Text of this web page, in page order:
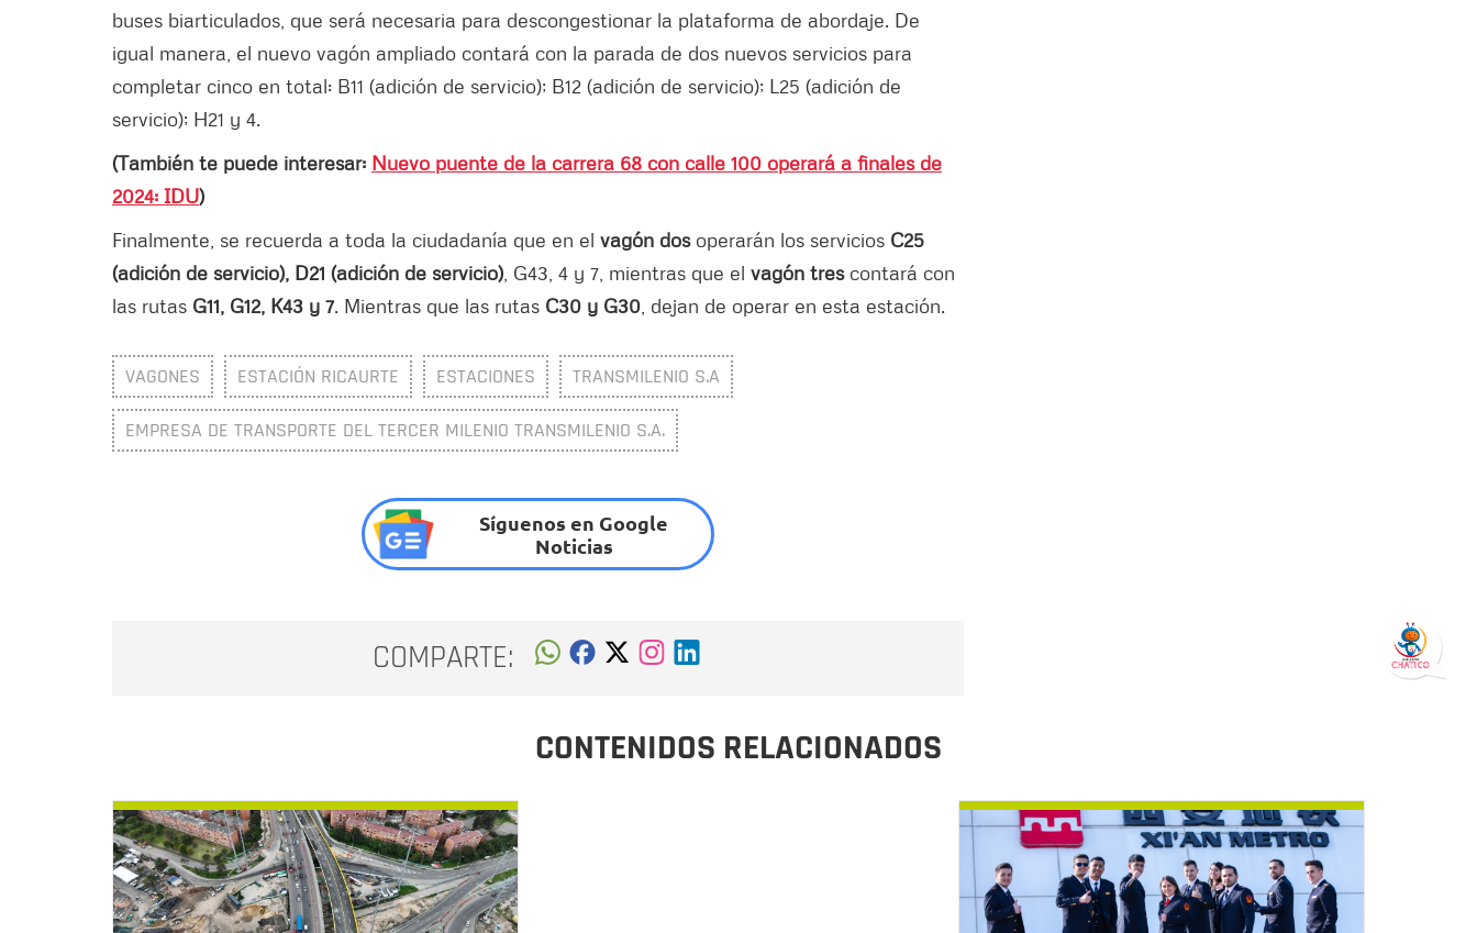
buses biarticulados, que será necesaria para descongestionar la plataforma de abordaje. De
igual manera, el nuevo vagón ampliado contará con la parada de dos nuevos servicios para
completar cinco en total: B11 (adición de servicio); B12 (adición de servicio); L25 (adición de
servicio); H21 y 4.
(También te puede interesar: Nuevo puente de la carrera 68 con calle 100 operará a finales de
2024: IDU)
Finalmente, se recuerda a toda la ciudadanía que en el vagón dosoperarán los servicios C25
(adición de servicio), D21 (adición de servicio) , G43, 4 y 7, mientras que el vagón trescontará con
las rutas G11, G12, K43 y 7. Mientras que las rutas C30 y G30 , dejan de operar en esta estación.
VAGONES ESTACIÓN RICAURTE ESTACIONES TRANSMILENIO S.A
EMPRESA DE TRANSPORTE DEL TERCER MILENIO TRANSMILENIO S.A.
Síguenos en Google
Noticias
COMPARTE:
CONTENIDOS RELACIONADOS